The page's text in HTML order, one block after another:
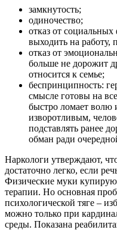
замкнутость;
одиночество;
отказ от
выходить на работу,
отказ от
больше не дорожит
относится к семье;
беспринципность:
смысле готовы на
быстро ломает волю
изворотливым,
подставлять ранее
обман ради
Наркологи утверждают,
достаточно легко, если
Физические муки
терапии. Но основная
психологической тяге –
можно только при
среды. Показана